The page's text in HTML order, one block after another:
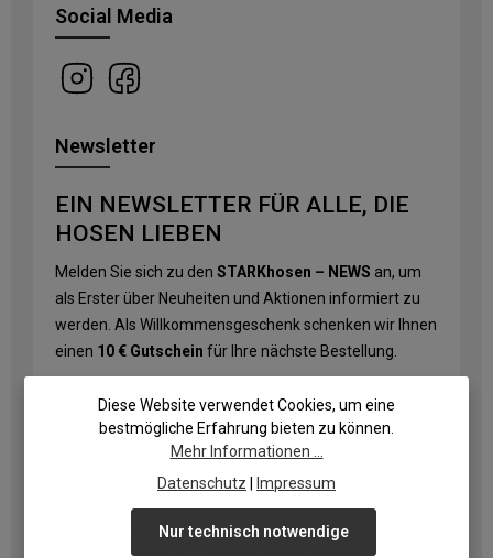
Social Media
Newsletter
EIN NEWSLETTER FÜR ALLE, DIE
HOSEN LIEBEN
Melden Sie sich zu den STARKhosen – NEWS an, um
als Erster über Neuheiten und Aktionen informiert zu
werden. Als Willkommensgeschenk schenken wir Ihnen
einen 10 € Gutschein für Ihre nächste Bestellung.
E-Mail-Adresse
Datenschutzbestimmungenzur Kenntnis
genommen und die
Diese Website verwendet Cookies, um eine
bestmögliche Erfahrung bieten zu können.
Mehr Informationen ...
Datenschutz
Impressum
Nur technisch notwendige